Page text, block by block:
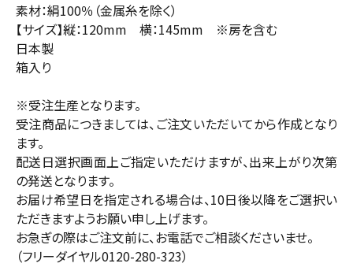
素材：絹100％（金属糸を除く）
【サイズ】縦：120mm 横：145mm ※房を含む
日本製
箱入り
※受注生産となります。
受注商品につきましては、ご注文いただいてから作成となり
ます。
配送日選択画面上ご指定いただけますが、出来上がり次第
の発送となります。
お届け希望日を指定される場合は、10日後以降をご選択い
ただきますようお願い申し上げます。
お急ぎの際はご注文前に、お電話でご相談くださいませ。
（フリーダイヤル0120-280-323）